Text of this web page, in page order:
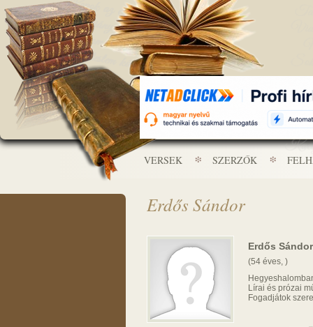
VERSEK SZERZŐK
Erdős Sándor
Erdős Sándor
(54 éves, )
Lírai és prózai
Fogadjátok